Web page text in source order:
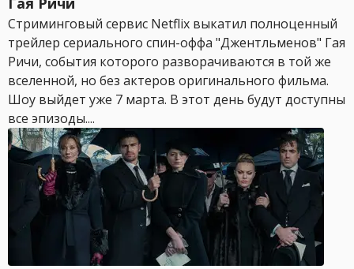
Стриминговый сервис Netflix выкатил полноценный
трейлер сериального спин-оффа "Джентльменов" Гая
Ричи, события которого разворачиваются в той же
вселенной, но без актеров оригинального фильма.
Шоу выйдет уже 7 марта. В этот день будут доступны
все эпизоды....